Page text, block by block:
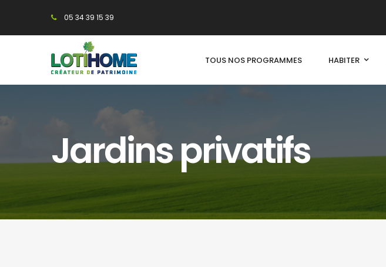
05 34 39 15 39
TOUS NOS PROGRAMMES HABITER
Jardins privatifs